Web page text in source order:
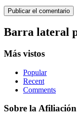
Barra lateral
Más vistos
Popular
Recent
Comments
Sobre la Afiliación